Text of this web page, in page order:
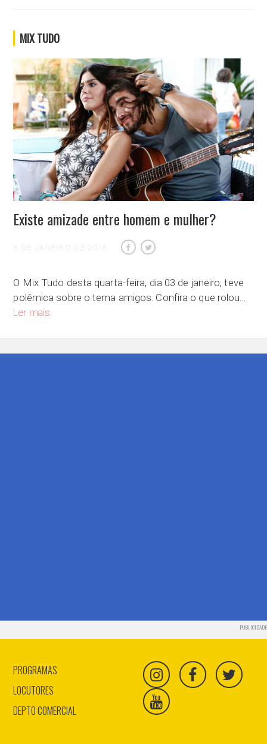
MIX TUDO
Existe amizade entre homem e mulher?
3 DE JANEIRO DE 2018
O Mix Tudo desta quarta-feira, dia 03 de janeiro, teve
polêmica sobre o tema amigos. Confira o que rolou…
Ler mais
PUBLICIDADE
PROGRAMAS
LOCUTORES
DEPTO COMERCIAL